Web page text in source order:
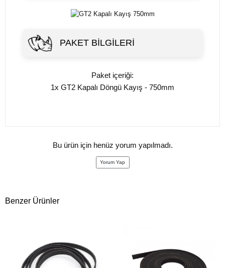
PAKET BILGILERI
Paket içeriği:
1x GT2 Kapalı Döngü Kayış - 750mm
Bu ürün için henüz yorum yapılmadı.
Yorum Yap
Benzer Ürünler